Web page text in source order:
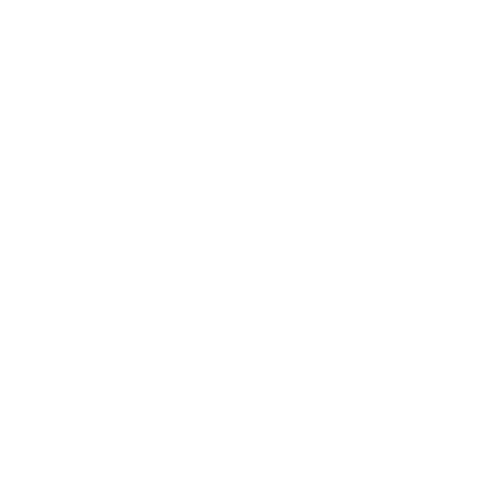
történet, amit csak néhány beavatott ért, mégis úgy hat,